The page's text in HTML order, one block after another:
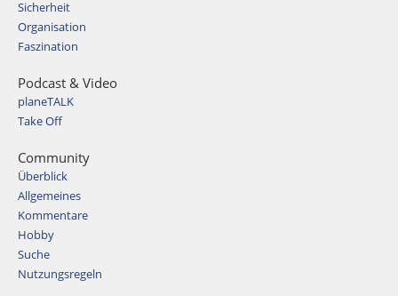
Sicherheit
Organisation
Faszination
Podcast & Video
planeTALK
Take Off
Community
Überblick
Allgemeines
Kommentare
Hobby
Suche
Nutzungsregeln